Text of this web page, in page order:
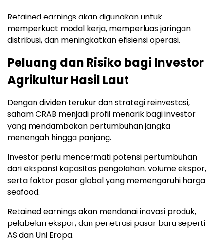
Retained earnings akan digunakan untuk
memperkuat modal kerja, memperluas jaringan
distribusi, dan meningkatkan efisiensi operasi.
Peluang dan Risiko bagi Investor
Agrikultur Hasil Laut
Dengan dividen terukur dan strategi reinvestasi,
saham CRAB menjadi profil menarik bagi investor
yang mendambakan pertumbuhan jangka
menengah hingga panjang.
Investor perlu mencermati potensi pertumbuhan
dari ekspansi kapasitas pengolahan, volume ekspor,
serta faktor pasar global yang memengaruhi harga
seafood.
Retained earnings akan mendanai inovasi produk,
pelabelan ekspor, dan penetrasi pasar baru seperti
AS dan Uni Eropa.